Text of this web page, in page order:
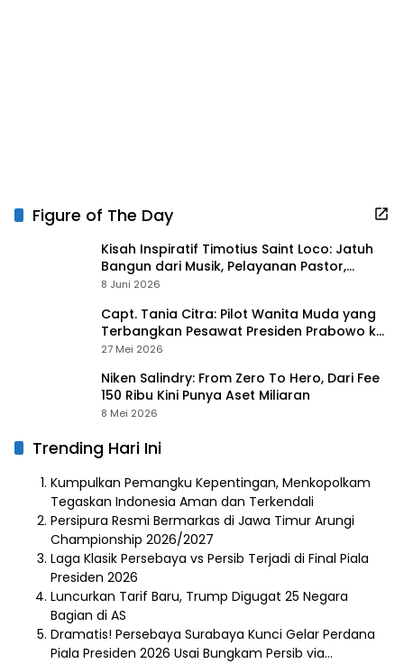
Figure of The Day
Kisah Inspiratif Timotius Saint Loco: Jatuh
Bangun dari Musik, Pelayanan Pastor,
hingga Gurita Bisnis Sambal Babon
8 Juni 2026
Capt. Tania Citra: Pilot Wanita Muda yang
Terbangkan Pesawat Presiden Prabowo ke
Prancis
27 Mei 2026
Niken Salindry: From Zero To Hero, Dari Fee
150 Ribu Kini Punya Aset Miliaran
8 Mei 2026
Trending Hari Ini
Kumpulkan Pemangku Kepentingan, Menkopolkam
Tegaskan Indonesia Aman dan Terkendali
Persipura Resmi Bermarkas di Jawa Timur Arungi
Championship 2026/2027
Laga Klasik Persebaya vs Persib Terjadi di Final Piala
Presiden 2026
Luncurkan Tarif Baru, Trump Digugat 25 Negara
Bagian di AS
Dramatis! Persebaya Surabaya Kunci Gelar Perdana
Piala Presiden 2026 Usai Bungkam Persib via…